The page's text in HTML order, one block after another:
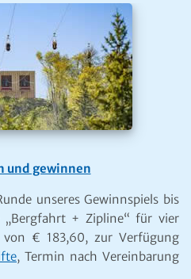
und gewinnen
unseres Gewinnspiels bis
„Bergfahrt + Zipline“ für vier
von € 183,60, zur Verfügung
, Termin nach Vereinbarung